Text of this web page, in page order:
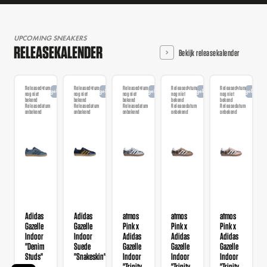
UPCOMING SNEAKERS
RELEASEKALENDER Bekijk releasekalender
Releasedatum
nog niet
bekend
Releasedatum
onbekend
Aangekondigd
Adidas
Gazelle
Indoor
"Denim
Studs"
Releasedatum
nog niet
bekend
Releasedatum
onbekend
Aangekondigd
Adidas
Gazelle
Indoor
Suede
"Snakeskin"
Releasedatum
nog niet
bekend
Releasedatum
onbekend
Aangekondigd
atmos
Pink x
Adidas
Gazelle
Indoor
Releasedatum
nog niet
bekend
Releasedatum
onbekend
Aangekondigd
atmos
Pink x
Adidas
Gazelle
Indoor
Releasedatum
nog niet
bekend
Releasedatum
onbekend
atmos
Pink x
Adidas
Gazelle
Indoor